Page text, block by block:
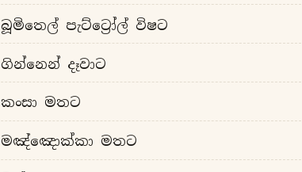
බූමිතෙල් පැට්ට්‍රෝල් විෂට
ගින්නෙන් දෑවාට
කංසා මතට
මඤ්ඤොක්කා මතට